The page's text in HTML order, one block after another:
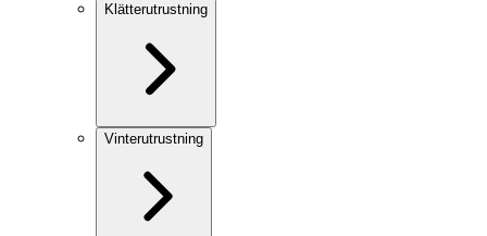
Klätterutrustning
Vinterutrustning